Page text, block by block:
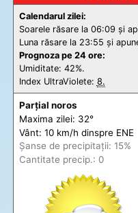
Calendarul zilei:
Soarele răsare la 06:09 și
Luna răsare la 23:55 și
Prognoza pe 24 ore:
Umiditate: 42%.
Index UltraViolete: 8.
Parțial noros
Maxima zilei: 32°
Vânt: 10 km/h dinspre ENE
Șanse de precipitații: 15%
Cantitate precip.: 0